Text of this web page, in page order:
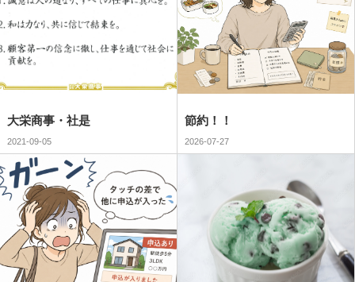
大栄商事・社是
2021-09-05
節約！！
2026-07-27